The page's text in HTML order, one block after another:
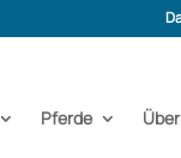
Pferde